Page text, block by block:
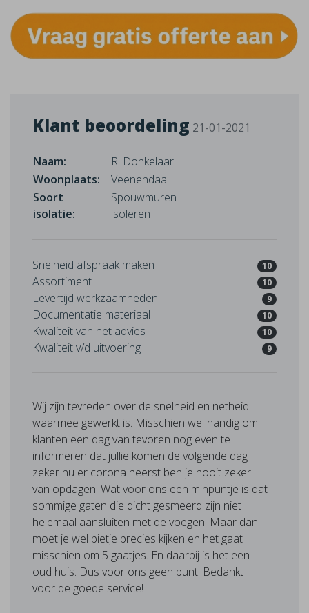
Klant beoordeling 21-01-2021
Naam:
R. Donkelaar
Woonplaats:
Veenendaal
Soort
isolatie:
Spouwmuren
isoleren
Snelheid afspraak maken 10
Assortiment 10
Levertijd werkzaamheden 9
Documentatie materiaal 10
Kwaliteit van het advies 10
Kwaliteit v/d uitvoering 9
Wij zijn tevreden over de snelheid en netheid
waarmee gewerkt is. Misschien wel handig om
klanten een dag van tevoren nog even te
informeren dat jullie komen de volgende dag
zeker nu er corona heerst ben je nooit zeker
van opdagen. Wat voor ons een minpuntje is dat
sommige gaten die dicht gesmeerd zijn niet
helemaal aansluiten met de voegen. Maar dan
moet je wel pietje precies kijken en het gaat
misschien om 5 gaatjes. En daarbij is het een
oud huis. Dus voor ons geen punt. Bedankt
voor de goede service!